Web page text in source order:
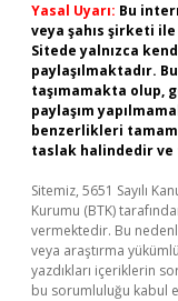
Yasal Uyarı: Bu
veya şahıs şirketi
Sitede yalnızca
paylaşılmaktadır.
taşımamakta olup,
paylaşım
benzerlikleri
taslak halindedir ve
Sitemiz, 5651 Sayılı
Kurumu (BTK)
vermektedir. Bu
veya araştırma
yazdıkları içeriklerin
bu sorumluluğu kabul